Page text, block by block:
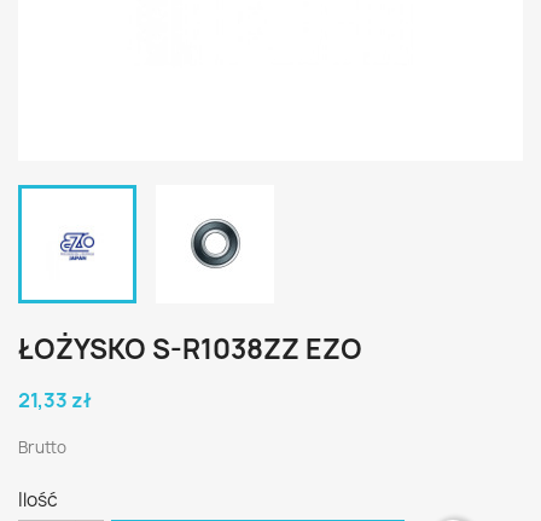
ŁOŻYSKO S-R1038ZZ EZO
21,33 zł
Brutto
Ilość